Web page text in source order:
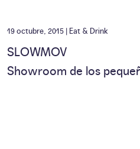
19 octubre, 2015 | Eat & Drink
SLOWMOV
Showroom de los